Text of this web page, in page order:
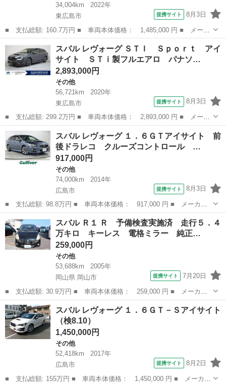
34,004km
2022年
東広島市
提携サイト 8月3日
■ 支払総額: 160.7万円 ■ 車両本体価格： 1,485,000 円 ■ メーカ
ー名： スバル ■ 車種名： ジャスティ ■ グレード名： ベース
グレード パノラミックビューモニター タイヤ４本交換付 パナソ
ニック７...
東広島市
スバル レヴォーグ ＳＴＩ Ｓｐｏｒｔ アイ
サイト ＳＴｉ製フルエアロ パナソ…
2,893,000円
その他
56,721km
2020年
東広島市
提携サイト 8月3日
■ 支払総額: 299.2万円 ■ 車両本体価格： 2,893,000 円 ■ メーカ
ー名： スバル ■ 車種名： レヴォーグ ■ グレード名： ＳＴ
Ｉ Ｓｐｏｒｔ アイサイト ＳＴｉ製フルエアロ パナソニック製
９インチナ...
広島 東広島市
スバル レヴォーグ １．６ＧＴアイサイト 前
後ドラレコ クルーズコントロール …
917,000円
その他
74,000km
2014年
広島市
提携サイト 8月3日
■ 支払総額: 98.8万円 ■ 車両本体価格： 917,000 円 ■ メーカー
名： スバル ■ 車種名： レヴォーグ ■ グレード名： １．６Ｇ
Ｔアイサイト 前後ドラレコ クルーズコントロール 前席パワーシ
ート プッシ...
広島 広島市
スバル Ｒ１ Ｒ 予備検査実施済 走行５．４
万キロ キーレス 電格ミラー 純正…
259,000円
その他
53,688km
2005年
岡山県 岡山市
提携サイト 7月20日
■ 支払総額: 30.9万円 ■ 車両本体価格： 259,000 円 ■ メーカー
名： スバル ■ 車種名： Ｒ１ ■ グレード名： Ｒ 予備検査実
施済 走行５．４万キロ キーレス 電格ミラー 純正アルミ 純
正アルミ ■...
岡山 岡山市
スバル レヴォーグ １．６ＧＴ－Ｓアイサイト
（検8.10）
1,450,000円
その他
52,418km
2017年
広島市
提携サイト 8月2日
■ 支払総額: 155万円 ■ 車両本体価格： 1,450,000 円 ■ メーカー